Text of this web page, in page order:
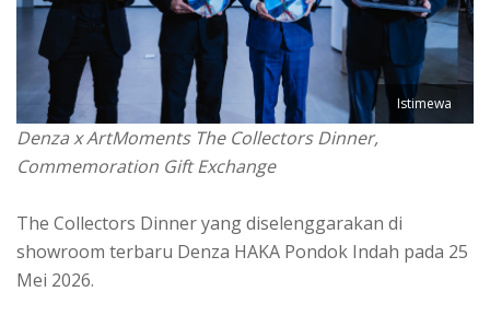
Istimewa
Denza x ArtMoments The Collectors Dinner,
Commemoration Gift Exchange
The Collectors Dinner yang diselenggarakan di
showroom terbaru Denza HAKA Pondok Indah pada 25
Mei 2026.